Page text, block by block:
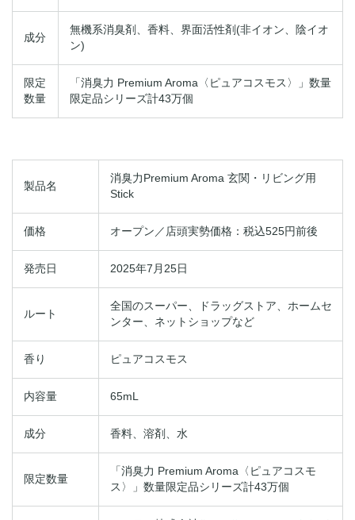
成分
無機系消臭剤、香料、界面活性剤(非イオン、陰イオ
ン)
限定
数量
「消臭力 Premium Aroma〈ピュアコスモス〉」数量
限定品シリーズ計43万個
製品名
消臭力Premium Aroma 玄関・リビング用
Stick
価格 オープン／店頭実勢価格：税込525円前後
発売日 2025年7月25日
ルート
全国のスーパー、ドラッグストア、ホームセ
ンター、ネットショップなど
香り ピュアコスモス
内容量 65mL
成分 香料、溶剤、水
限定数量
「消臭力 Premium Aroma〈ピュアコスモ
ス〉」数量限定品シリーズ計43万個